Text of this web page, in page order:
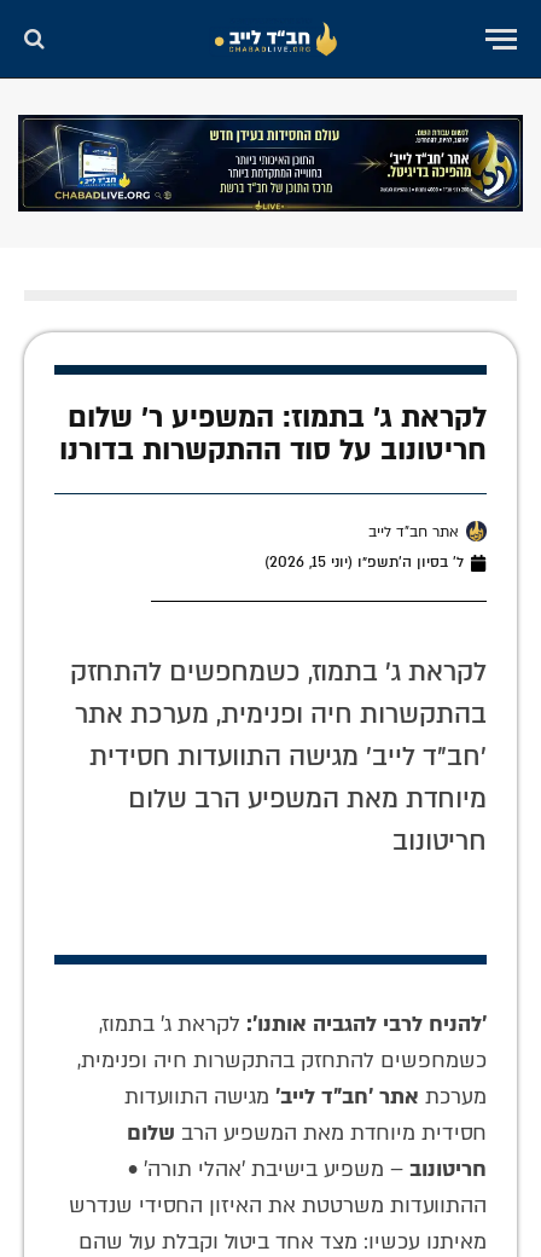
לקראת ג' בתמוז: המשפיע ר' שלום
חריטונוב על סוד ההתקשרות בדורנו
אתר חב"ד לייב
ל׳ בסיון ה׳תשפ״ו (יוני 15, 2026)
לקראת ג' בתמוז, כשמחפשים להתחזק
בהתקשרות חיה ופנימית, מערכת אתר
'חב"ד לייב' מגישה התוועדות חסידית
מיוחדת מאת המשפיע הרב שלום
חריטונוב
'להניח לרבי להגביה אותנו': לקראת ג' בתמוז,
כשמחפשים להתחזק בהתקשרות חיה ופנימית,
מערכת אתר 'חב"ד לייב' מגישה התוועדות
חסידית מיוחדת מאת המשפיע הרב שלום
חריטונוב – משפיע בישיבת 'אהלי תורה' •
ההתוועדות משרטטת את האיזון החסידי שנדרש
מאיתנו עכשיו: מצד אחד ביטול וקבלת עול שהם